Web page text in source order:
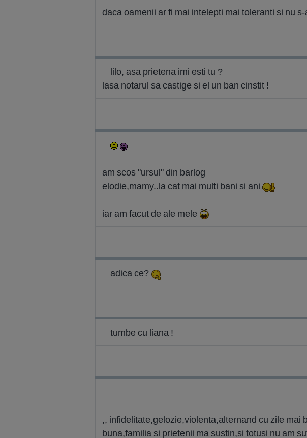
daca oamenii ar fi mai intelepti mai toleranti si nu
lilo, asa prietena imi esti tu ?
lasa notarul sa castige si el un ban cinstit !
am scos "ursul" din barlog
elodie,mamy..la cat mai multi bani si ani
iar am facut de ale mele
adica ce?
tumbe cu liana !
,, infidelitate,gelozie,violenta,alternand cu zile mai
buna,familia si prietenii ma sustin,si totusi nu am